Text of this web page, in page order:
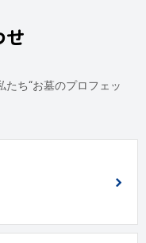
せ
ち“お墓のプロフェッ